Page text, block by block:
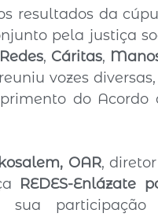
resultados da
pela justiça
Redes, Cáritas,
vozes
do Acordo
OAR,
REDES-Enlázate
participação